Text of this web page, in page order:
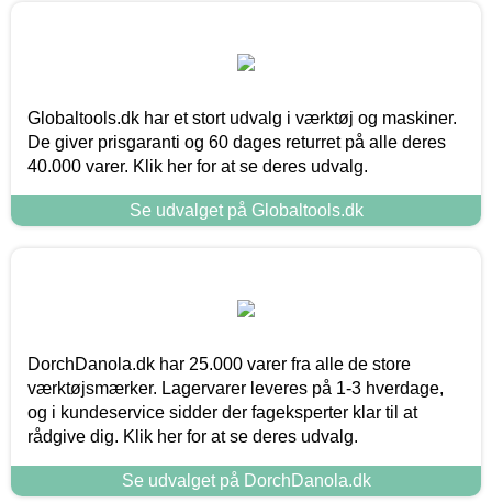
Globaltools.dk har et stort udvalg i værktøj og maskiner.
De giver prisgaranti og 60 dages returret på alle deres
40.000 varer. Klik her for at se deres udvalg.
Se udvalget på Globaltools.dk
DorchDanola.dk har 25.000 varer fra alle de store
værktøjsmærker. Lagervarer leveres på 1-3 hverdage,
og i kundeservice sidder der fageksperter klar til at
rådgive dig. Klik her for at se deres udvalg.
Se udvalget på DorchDanola.dk